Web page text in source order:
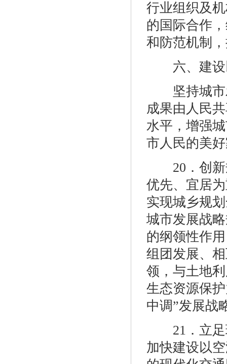
行业组织及
的国际合作
和防范机制
六、建设
坚持城市
成果由人民
水平，增强
市人民的美
20．创新
优先、宜居
实现城乡规
城市发展战
的纲领性作
组团发展、
领，与土地
生态资源保
中调”发展战
21．立足
加快建设以